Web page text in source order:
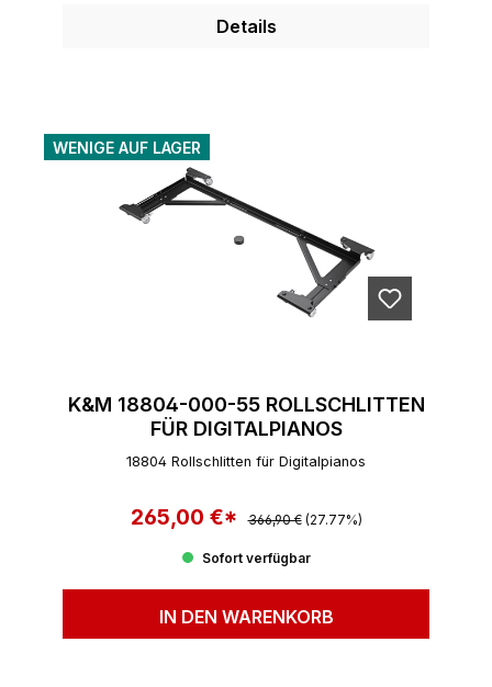
Details
WENIGE AUF LAGER
K&M 18804-000-55 ROLLSCHLITTEN
FÜR DIGITALPIANOS
18804 Rollschlitten für Digitalpianos
Verkaufspreis:
265,00 €* Regulärer Preis:
366,90 € (27.77%)
Sofort verfügbar
IN DEN WARENKORB